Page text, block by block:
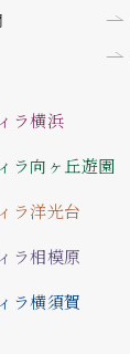
ラ横浜
ラ向ヶ丘遊園
ラ洋光台
ラ相模原
ラ横須賀